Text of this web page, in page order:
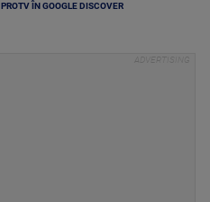
ÎN GOOGLE DISCOVER